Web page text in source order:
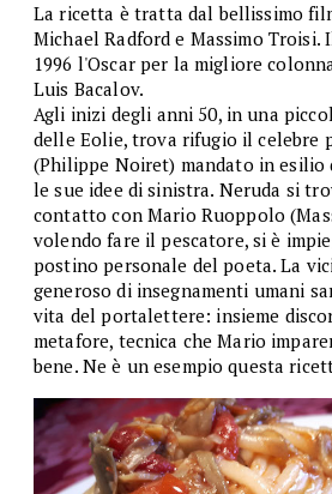
La ricetta è tratta dal bellissimo
Michael Radford e Massimo
1996 l'Oscar per la migliore
Luis Bacalov.
Agli inizi degli anni 50, in una
delle Eolie, trova rifugio il celebre
(Philippe Noiret) mandato in
le sue idee di sinistra. Neruda si
contatto con Mario Ruoppolo
volendo fare il pescatore, si è
postino personale del poeta. La
generoso di insegnamenti umani
vita del portalettere: insieme
metafore, tecnica che Mario
bene. Ne è un esempio questa